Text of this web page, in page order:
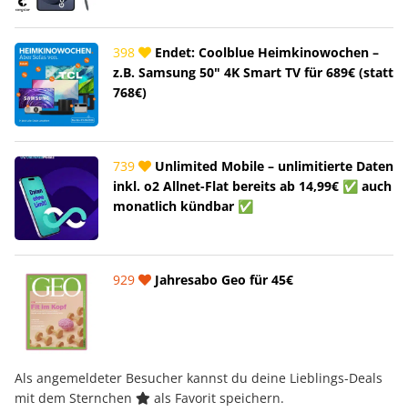
398
Endet: Coolblue Heimkinowochen –
z.B. Samsung 50" 4K Smart TV für 689€ (statt
768€)
739
Unlimited Mobile – unlimitierte Daten
inkl. o2 Allnet-Flat bereits ab 14,99€ ✅ auch
monatlich kündbar ✅
929 Jahresabo Geo für 45€
Als angemeldeter Besucher kannst du deine Lieblings-Deals
mit dem Sternchen
als Favorit speichern.